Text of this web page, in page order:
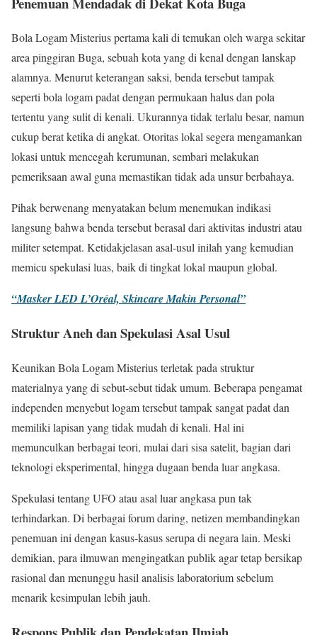
Bola Logam Misterius pertama kali di temukan oleh warga sekitar
area pinggiran Buga, sebuah kota yang di kenal dengan lanskap
alamnya. Menurut keterangan saksi, benda tersebut tampak
seperti bola logam padat dengan permukaan halus dan pola
tertentu yang sulit di kenali. Ukurannya tidak terlalu besar, namun
cukup berat ketika di angkat. Otoritas lokal segera mengamankan
lokasi untuk mencegah kerumunan, sembari melakukan
pemeriksaan awal guna memastikan tidak ada unsur berbahaya.
Pihak berwenang menyatakan belum menemukan indikasi
langsung bahwa benda tersebut berasal dari aktivitas industri atau
militer setempat. Ketidakjelasan asal-usul inilah yang kemudian
memicu spekulasi luas, baik di tingkat lokal maupun global.
“Masker LED L’Oréal, Skincare Makin Personal”
Struktur Aneh dan Spekulasi Asal Usul
Keunikan Bola Logam Misterius terletak pada struktur
materialnya yang di sebut-sebut tidak umum. Beberapa pengamat
independen menyebut logam tersebut tampak sangat padat dan
memiliki lapisan yang tidak mudah di kenali. Hal ini
memunculkan berbagai teori, mulai dari sisa satelit, bagian dari
teknologi eksperimental, hingga dugaan benda luar angkasa.
Spekulasi tentang UFO atau asal luar angkasa pun tak
terhindarkan. Di berbagai forum daring, netizen membandingkan
penemuan ini dengan kasus-kasus serupa di negara lain. Meski
demikian, para ilmuwan mengingatkan publik agar tetap bersikap
rasional dan menunggu hasil analisis laboratorium sebelum
menarik kesimpulan lebih jauh.